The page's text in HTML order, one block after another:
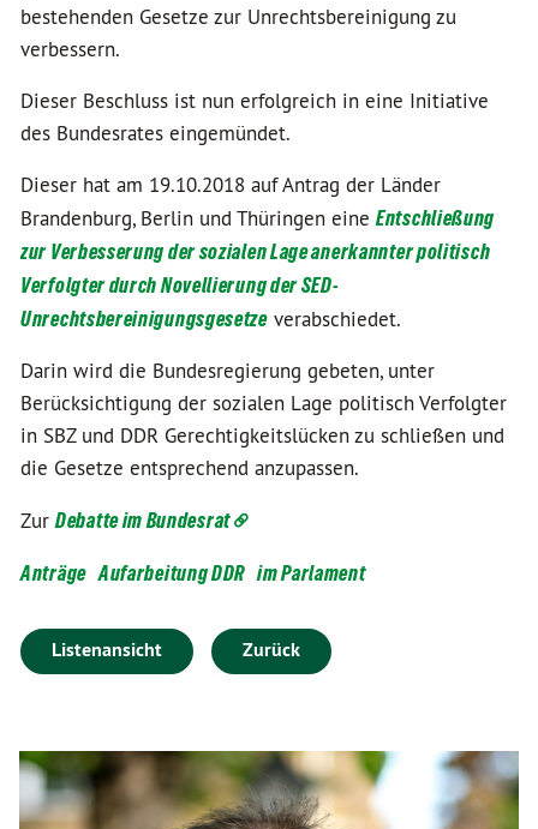
bestehenden Gesetze zur Unrechtsbereinigung zu
verbessern.
Dieser Beschluss ist nun erfolgreich in eine Initiative
des Bundesrates eingemündet.
Dieser hat am 19.10.2018 auf Antrag der Länder
Brandenburg, Berlin und Thüringen eineEntschließung
zur Verbesserung der sozialen Lage anerkannter politisch
Verfolgter durch Novellierung der SED-
Unrechtsbereinigungsgesetzeverabschiedet.
Darin wird die Bundesregierung gebeten, unter
Berücksichtigung der sozialen Lage politisch Verfolgter
in SBZ und DDR Gerechtigkeitslücken zu schließen und
die Gesetze entsprechend anzupassen.
ZurDebatte im Bundesrat
Anträge Aufarbeitung DDR im Parlament
Listenansicht Zurück